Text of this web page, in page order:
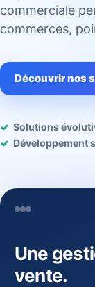
commerciale
commerces,
Découvrir nos
Solutions
Développement
Une
vente.